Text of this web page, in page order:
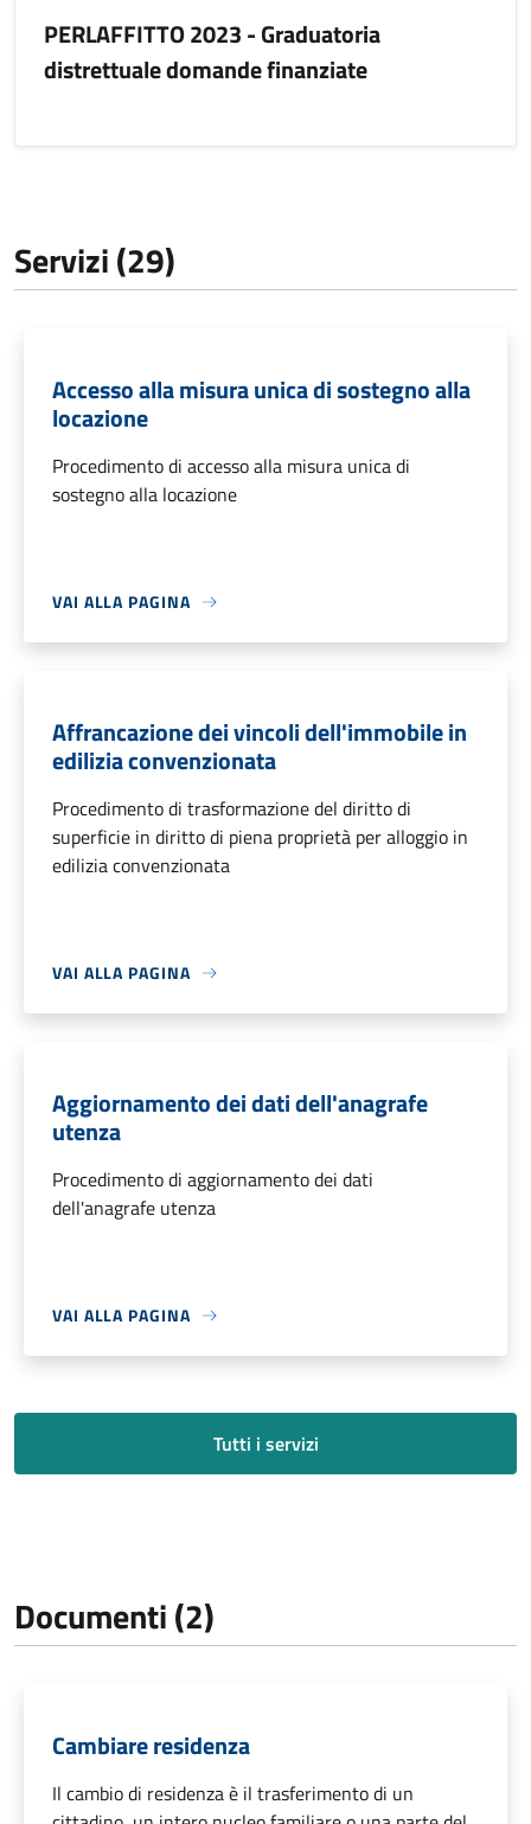
PERLAFFITTO 2023 - Graduatoria
distrettuale domande finanziate
Servizi (29)
Accesso alla misura unica di sostegno alla
locazione
Procedimento di accesso alla misura unica di
sostegno alla locazione
VAI ALLA PAGINA
Affrancazione dei vincoli dell'immobile in
edilizia convenzionata
Procedimento di trasformazione del diritto di
superficie in diritto di piena proprietà per alloggio in
edilizia convenzionata
VAI ALLA PAGINA
Aggiornamento dei dati dell'anagrafe
utenza
Procedimento di aggiornamento dei dati
dell'anagrafe utenza
VAI ALLA PAGINA
Tutti i servizi
Documenti (2)
Cambiare residenza
Il cambio di residenza è il trasferimento di un